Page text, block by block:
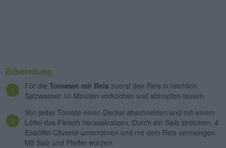
Zubereitung
Für die Tomaten mit Reis zuerst den Reis in reichlich
Salzwasser 10 Minuten vorkochen und abtropfen lassen.
Von jeder Tomate einen Deckel abschneiden und mit einem
Löffel das Fleisch herauskratzen. Durch ein Sieb streichen, 4
Esslöffel Olivenöl unterrühren und mit dem Reis vermengen.
Mit Salz und Pfeffer würzen.